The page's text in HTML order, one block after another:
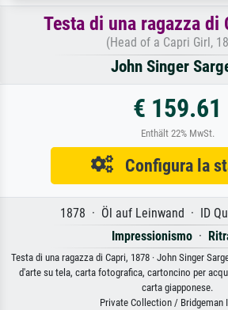
Testa di una ragazza di
(Head of a Capri Girl,
John Singer
€ 159.61
Enthält 22% MwSt.
Configura la
1878 · Öl auf Leinwand · ID
Impressionismo·
Testa di una ragazza di Capri, 1878 · John Singer
d'arte su tela, carta fotografica, cartoncino per
carta giapponese.
Private Collection / Bridgeman